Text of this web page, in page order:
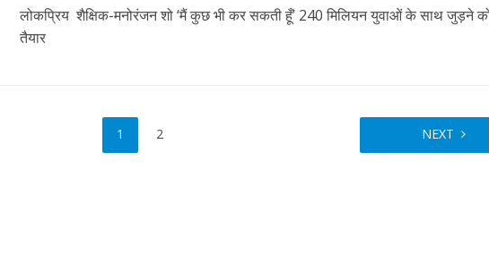
अरविंद अकेला कल्लू के नए अंदाज़ ने मचाई धूम, ‘राउंड राउंड’ को मिल रहा दर्शकों का भरपूर प्यार
लोकप्रिय शैक्षिक-मनोरंजन शो ‘मैं कुछ भी कर सकती हूँ’ 240 मिलियन युवाओं के साथ जुड़ने
तैयार
1 2 NEXT